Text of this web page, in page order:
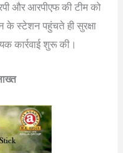
और आरपीएफ की टीम को
के स्टेशन पहुंचते ही सुरक्षा
कार्रवाई शुरू की।